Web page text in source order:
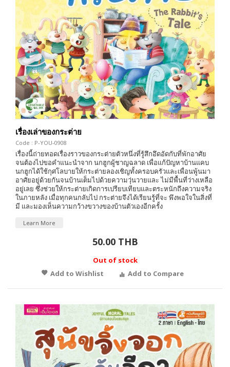
เรื่องเล่าของกระต่าย
Code : P-YOU-0908
เรื่องนี้ถ่ายทอดเรื่องราวของกระต่ายตัวหนึ่งที่รู้สึกอึดอัดกับที่พักอาศัย
จนต้องไปขอคำแนะนำจาก นกฮูกผู้ชาญฉลาด เพื่อแก้ปัญหาบ้านแคบ
นกฮูกได้ใช้กุศโลบายให้กระต่ายลองเชิญทั้งครอบครัวและเพื่อนพู้นมา
อาศัยอยู่ด้วยกันจนบ้านเต็มไปด้วยความวุ่นวายและ ไม่มีพื้นที่ว่างเหลือ
อยู่เลย ซึ่งช่วยให้กระต่ายเกิดการเปรียบเทียบและตระหนักถึงความจริง
ในภายหลัง เมื่อทุกคนกลับไป กระต่ายจึงได้เรียนรู้ที่จะ พึงพอใจในสิ่งที่
มี และมองเห็นความกว้างขวางของบ้านตัวเองอีกครั้ง
Learn More
50.00 THB
Out of stock
Add to Wishlist
Add to Compare